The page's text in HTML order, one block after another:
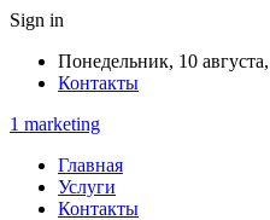
Sign in
Понедельник, 10
Контакты
1 marketing
Главная
Услуги
Контакты